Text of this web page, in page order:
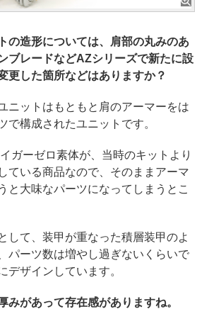
の造形については、肩部の丸みのあ
ブレードなどAZシリーズで新たに設
更した箇所などはありますか？
ニットはもともと肩のアーマーをは
で構成されたユニットです。
ガーゼロ素体が、当時のキットより
ている商品なので、そのままアーマ
と大味なパーツになってしまうとこ
して、装甲が重なった積層装甲のよ
パーツ数は増やし過ぎないくらいで
デザインしています。
みがあって存在感がありますね。